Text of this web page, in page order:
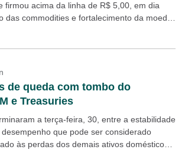
firmou acima da linha de R$ 5,00, em dia
das commodities e fortalecimento da moeda
de queda com tombo do
e Treasuries
a terça-feira, 30, entre a estabilidade
que pode ser considerado
às perdas dos demais ativos domésticos e